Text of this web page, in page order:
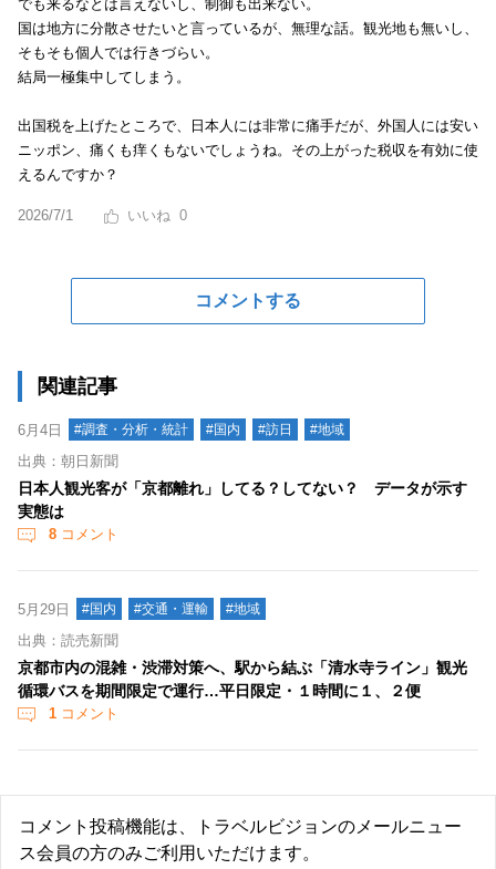
でも来るなとは言えないし、制御も出来ない。
国は地方に分散させたいと言っているが、無理な話。観光地も無いし、
そもそも個人では行きづらい。
結局一極集中してしまう。
出国税を上げたところで、日本人には非常に痛手だが、外国人には安い
ニッポン、痛くも痒くもないでしょうね。その上がった税収を有効に使
えるんですか？
2026/7/1 0
コメントする
関連記事
6月4日 #調査・分析・統計 #国内 #訪日 #地域
出典：朝日新聞
日本人観光客が「京都離れ」してる？してない？ データが示す
実態は
8 コメント
5月29日 #国内 #交通・運輸 #地域
出典：読売新聞
京都市内の混雑・渋滞対策へ、駅から結ぶ「清水寺ライン」観光
循環バスを期間限定で運行…平日限定・１時間に１、２便
1 コメント
コメント投稿機能は、トラベルビジョンのメールニュー
ス会員の方のみご利用いただけます。